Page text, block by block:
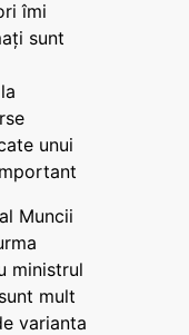
îmi
sunt
unui
Muncii
ministrul
mult
varianta